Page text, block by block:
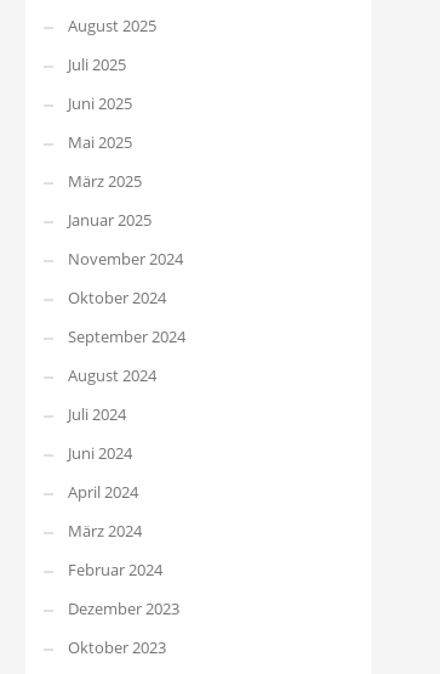
August 2025
Juli 2025
Juni 2025
Mai 2025
März 2025
Januar 2025
November 2024
Oktober 2024
September 2024
August 2024
Juli 2024
Juni 2024
April 2024
März 2024
Februar 2024
Dezember 2023
Oktober 2023